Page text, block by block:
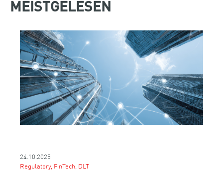
MEISTGELESEN
24.10.2025
Regulatory, FinTech, DLT